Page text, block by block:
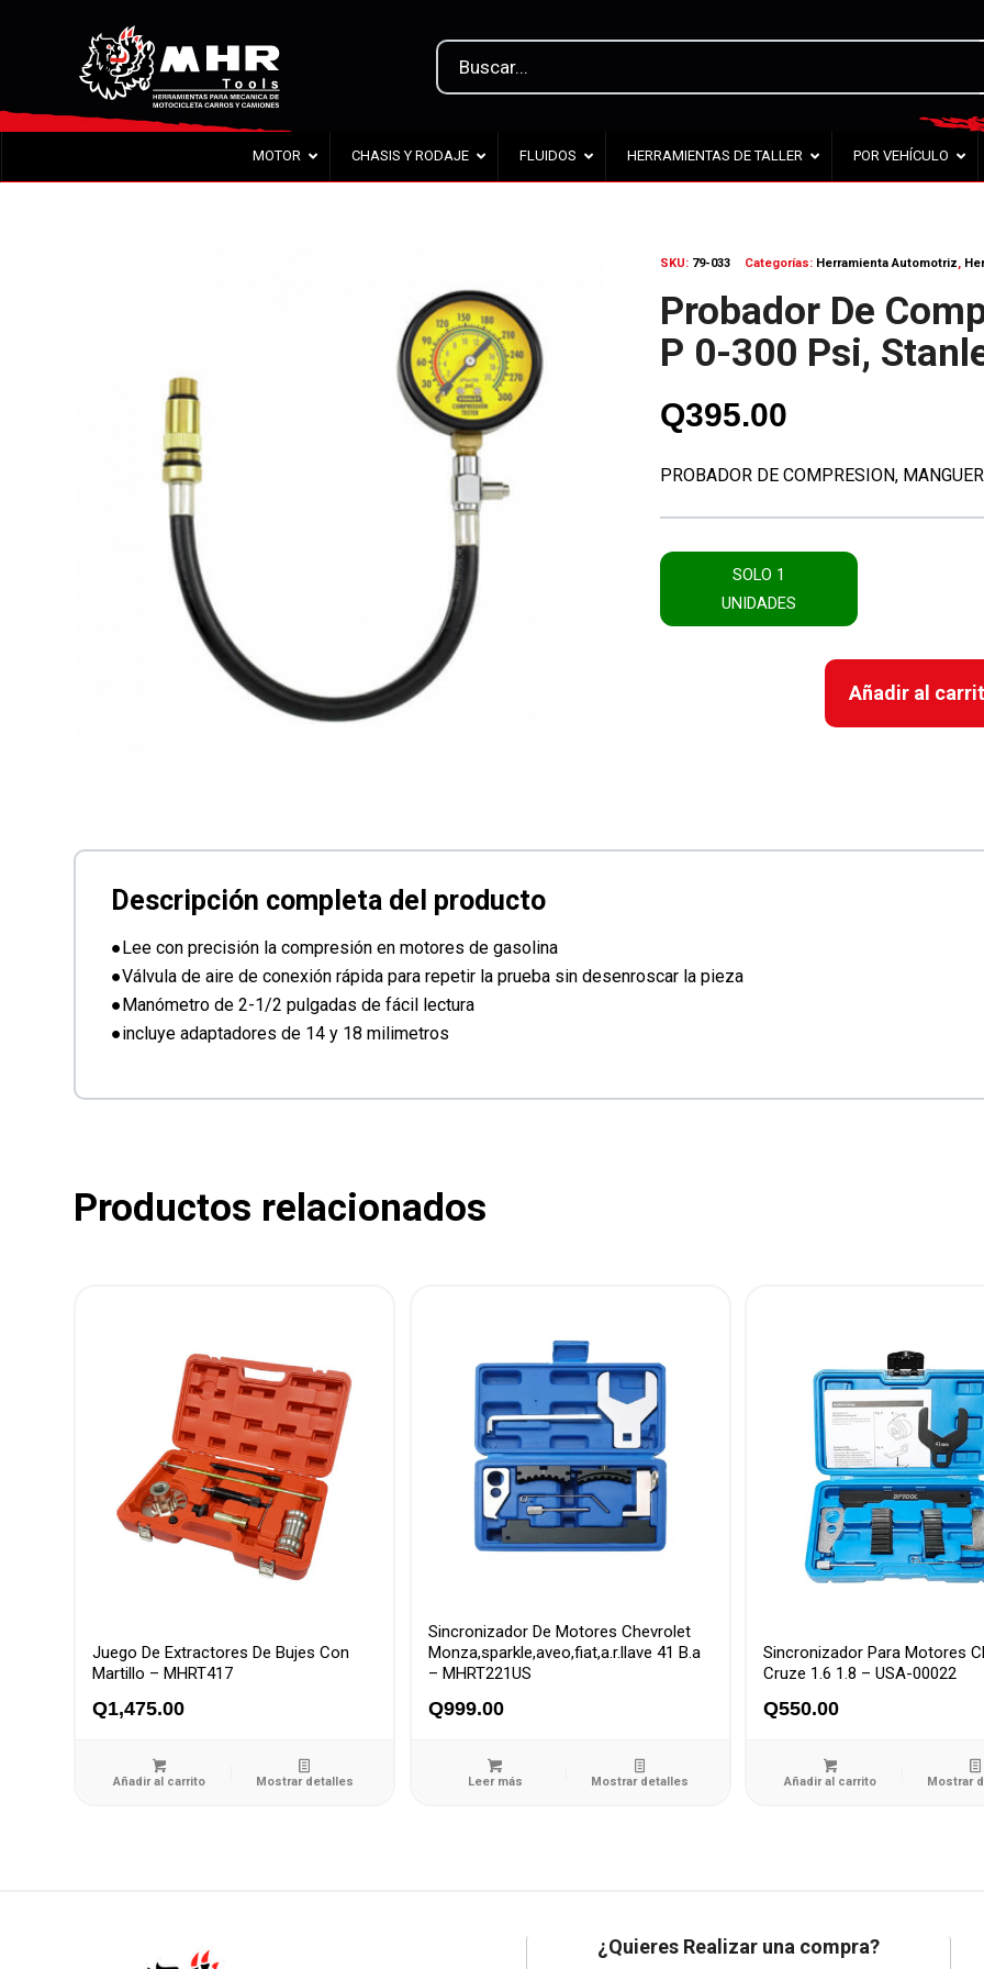
MOTOR CHASIS Y RODAJE FLUIDOS HERRAMIENTAS DE TALLER POR VEHÍCULO
SKU: 79-033 Categorías: Herramienta Automotriz,
Probador De
P 0-300 Psi,
Q395.00
PROBADOR DE COMPRESION,
SOLO 1
UNIDADES
Añadir al
●Lee con precisión la compresión en motores de gasolina
●Válvula de aire de conexión rápida para repetir la prueba sin desenroscar la pieza
●Manómetro de 2-1/2 pulgadas de fácil lectura
●incluye adaptadores de 14 y 18 milimetros
Productos relacionados
Juego De Extractores De Bujes Con
Martillo – MHRT417
Q1,475.00
Añadir al carrito Mostrar detalles
Sincronizador De Motores Chevrolet
Monza,sparkle,aveo,fiat,a.r.llave 41 B.a
– MHRT221US
Q999.00
Leer más Mostrar detalles
Sincronizador Para Motores
Cruze 1.6 1.8 – USA-00022
Q550.00
Añadir al carrito Mostrar
¿Quieres Realizar una compra?